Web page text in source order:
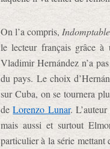
On l’a compris, Indomptable
le lecteur français grâce à
Vladimir Hernández n’a
du pays. Le choix
sur Cuba, on se tournera
deLorenzo Lunar.
mais aussi et surtout
particulier à la série mettant